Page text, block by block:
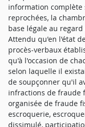
information
reprochées, la
base légale au
Attendu qu'en l'état
procès-verbaux
qu'à l'occasion de
selon laquelle il
de soupçonner qu'il
infractions de fraude
organisée de fraude
escroquerie,
dissimulé,